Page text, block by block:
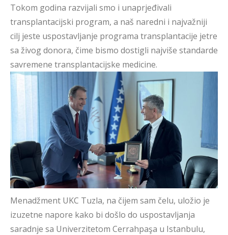
Tokom godina razvijali smo i unaprjeđivali
transplantacijski program, a naš naredni i najvažniji
cilj jeste uspostavljanje programa transplantacije jetre
sa živog donora, čime bismo dostigli najviše standarde
savremene transplantacijske medicine.
Menadžment UKC Tuzla, na čijem sam čelu, uložio je
izuzetne napore kako bi došlo do uspostavljanja
saradnje sa Univerzitetom Cerrahpaşa u Istanbulu,